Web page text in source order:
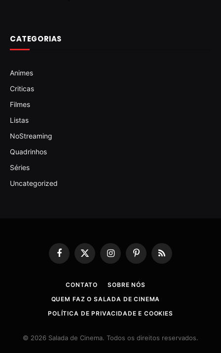
CATEGORIAS
Animes
Criticas
Filmes
Listas
NoStreaming
Quadrinhos
Séries
Uncategorized
Facebook
X
InstagramPinterestRSS
CONTATO
SOBRE NÓS
QUEM FAZ O SALADA DE CINEMA
POLÍTICA DE PRIVACIDADE E COOKIES
© 2026 Salada de Cinema. Todos os direitos reservados.